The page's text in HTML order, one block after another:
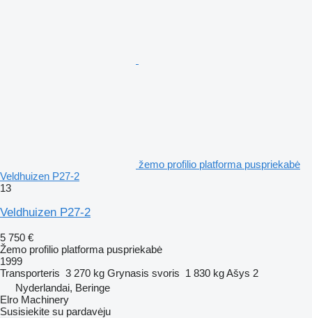
žemo profilio platforma puspriekabė
Veldhuizen P27-2
13
Veldhuizen P27-2
5 750 €
Žemo profilio platforma puspriekabė
1999
Transporteris 3 270 kg Grynasis svoris 1 830 kgAšys 2
Nyderlandai, Beringe
Elro Machinery
Susisiekite su pardavėju